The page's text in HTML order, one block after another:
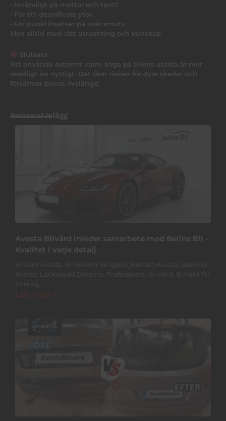
• Invändigt på mattor och textil
• För att desinficera ytor
• För punktinsatser på svår smuts
Men alltid med rätt utrustning och kunskap.
Slutsats
Att använda extremt varm ånga på bilens utsida är mer
skadligt än nyttigt. Det ökar risken för dyra skador och
försämrar bilens livslängd.
Relaterat inlägg
Avesta Bilvård inleder samarbete med Belins Bil –
Kvalitet i varje detalj
Bilvård Avesta, Bilrekond Skogsbo, Biltvätt Avesta, Rekond
Avesta, Lackskydd Dalarna, Professionell bilvård, Bilvård för
företag,
Läs mer »